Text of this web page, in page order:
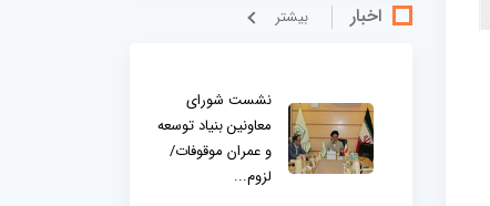
اخبار بيشتر
نشست شورای
معاونین بنیاد توسعه
و عمران موقوفات/
لزوم...